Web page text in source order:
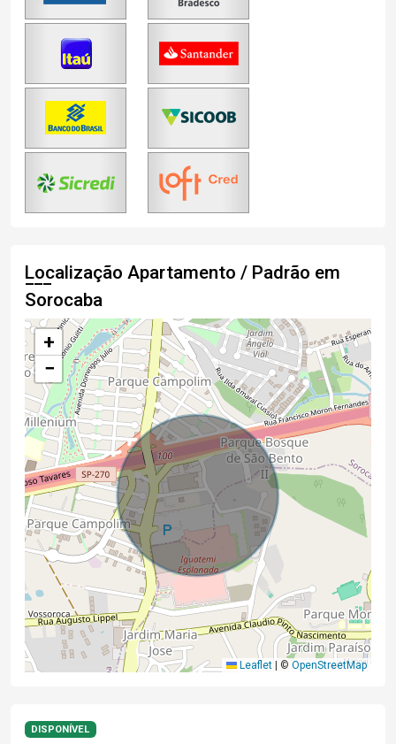
Localização Apartamento / Padrão em
Sorocaba
+
−
Leaflet | © OpenStreetMap
DISPONÍVEL